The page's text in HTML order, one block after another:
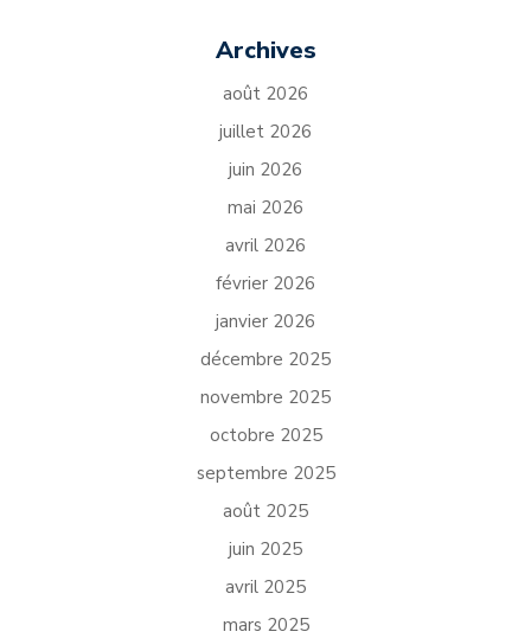
Archives
août 2026
juillet 2026
juin 2026
mai 2026
avril 2026
février 2026
janvier 2026
décembre 2025
novembre 2025
octobre 2025
septembre 2025
août 2025
juin 2025
avril 2025
mars 2025